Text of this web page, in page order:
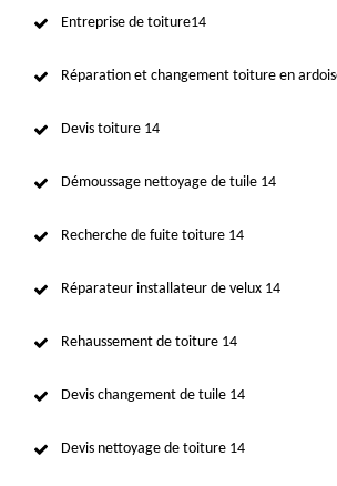
Entreprise de toiture14
Réparation et changement toiture en
Devis toiture 14
Démoussage nettoyage de tuile 14
Recherche de fuite toiture 14
Réparateur installateur de velux 14
Rehaussement de toiture 14
Devis changement de tuile 14
Devis nettoyage de toiture 14